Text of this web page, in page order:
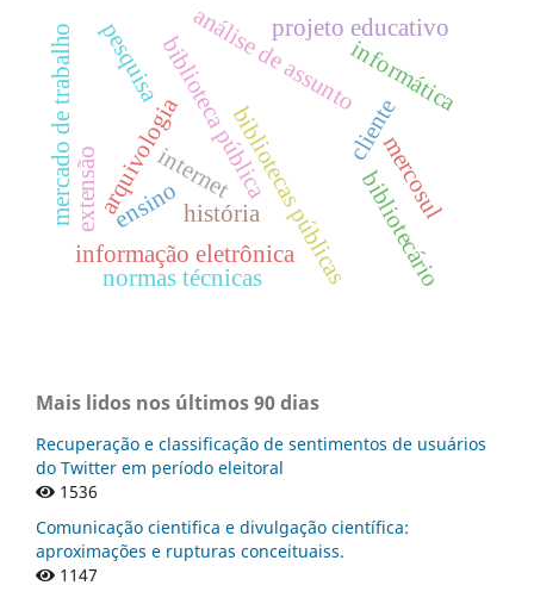
bibliotecas públicas
informação eletrônica
cliente
mercosul
internet
biblioteca pública
análise de assunto
história
informática
arquivologia
mercado de trabalho
normas técnicas
projeto educativo
bibliotecário
extensão
pesquisa
ensino
Mais lidos nos últimos 90 dias
Recuperação e classificação de sentimentos de usuários
do Twitter em período eleitoral
1536
Comunicação cientifica e divulgação científica:
aproximações e rupturas conceituaiss.
1147